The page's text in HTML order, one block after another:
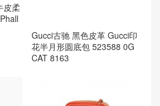
皮柔
Gucci古驰 黑色皮革 Gucci印
花半月形圆底包 523588 0G
CAT 8163